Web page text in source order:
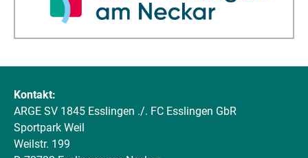
Kontakt:
ARGE SV 1845 Esslingen ./. FC Esslingen GbR
Sportpark Weil
Weilstr. 199